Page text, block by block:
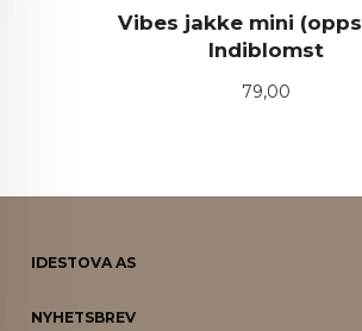
Vibes jakke mini
Indiblomst
Pris
79,00
IDESTOVA AS
NYHETSBREV